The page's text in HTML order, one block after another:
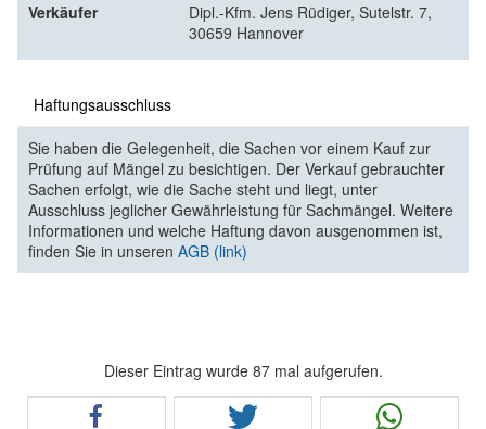
Verkäufer
Dipl.-Kfm. Jens Rüdiger, Sutelstr. 7,
30659 Hannover
Haftungsausschluss
Sie haben die Gelegenheit, die Sachen vor einem Kauf zur
Prüfung auf Mängel zu besichtigen. Der Verkauf gebrauchter
Sachen erfolgt, wie die Sache steht und liegt, unter
Ausschluss jeglicher Gewährleistung für Sachmängel. Weitere
Informationen und welche Haftung davon ausgenommen ist,
finden Sie in unseren AGB (link)
Dieser Eintrag wurde 87 mal aufgerufen.